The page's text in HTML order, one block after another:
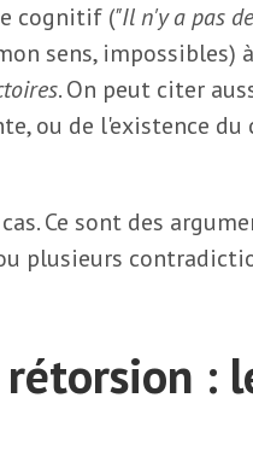
cognitif ("Il n'y a pas
sens, impossibles)
. On peut citer
ou de l'existence du
Ce sont des
plusieurs
: